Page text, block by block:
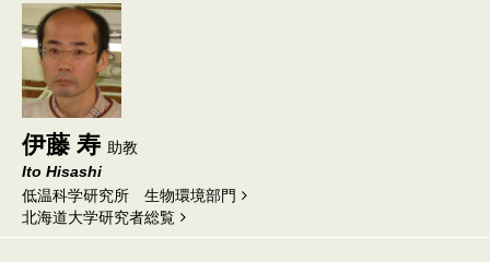
伊藤 寿 助教
Ito Hisashi
低温科学研究所 生物環境部門
北海道⼤学研究者総覧